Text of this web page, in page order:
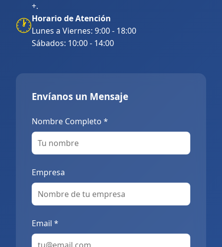
+.
🕐Horario de Atención
Lunes a Viernes: 9:00 - 18:00
Sábados: 10:00 - 14:00
Envíanos un Mensaje
Nombre Completo *
Empresa
Email *